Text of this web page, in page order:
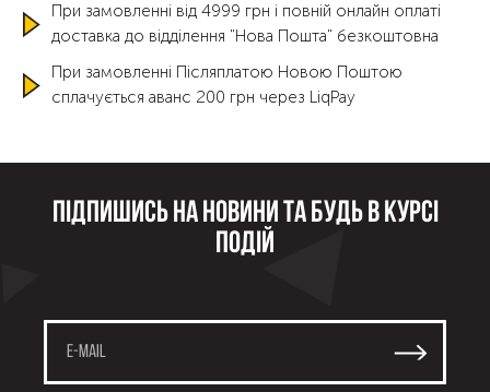
При замовленні від 4999 грн і повній онлайн оплаті
доставка до відділення "Нова Пошта" безкоштовна
При замовленні Післяплатою Новою Поштою
сплачується аванс 200 грн через LiqPay
Підпишись на новини та будь в курсі
подій